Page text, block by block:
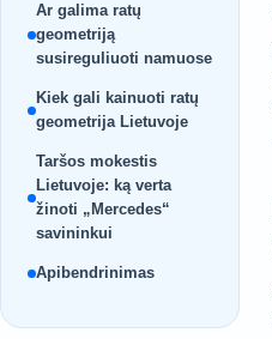
Ar galima ratų
geometriją
susireguliuoti namuose
Kiek gali kainuoti ratų
geometrija Lietuvoje
Taršos mokestis
Lietuvoje: ką verta
žinoti „Mercedes“
savininkui
Apibendrinimas